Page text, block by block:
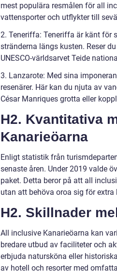
mest populära resmålen för all
vattensporter och utflykter till
2. Teneriffa: Teneriffa är känt för
stränderna längs kusten. Reser
UNESCO-världsarvet Teide
3. Lanzarote: Med sina
resenärer. Här kan du njuta av
César Manriques grotta eller
H2. Kvantitativa
Kanarieöarna
Enligt statistik från
senaste åren. Under 2019 valde
paket. Detta beror på att all
utan att behöva oroa sig för
H2. Skillnader
All inclusive Kanarieöarna kan
bredare utbud av faciliteter och
erbjuda natursköna eller
av hotell och resorter med